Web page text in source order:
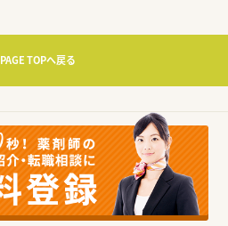
PAGE TOPへ戻る